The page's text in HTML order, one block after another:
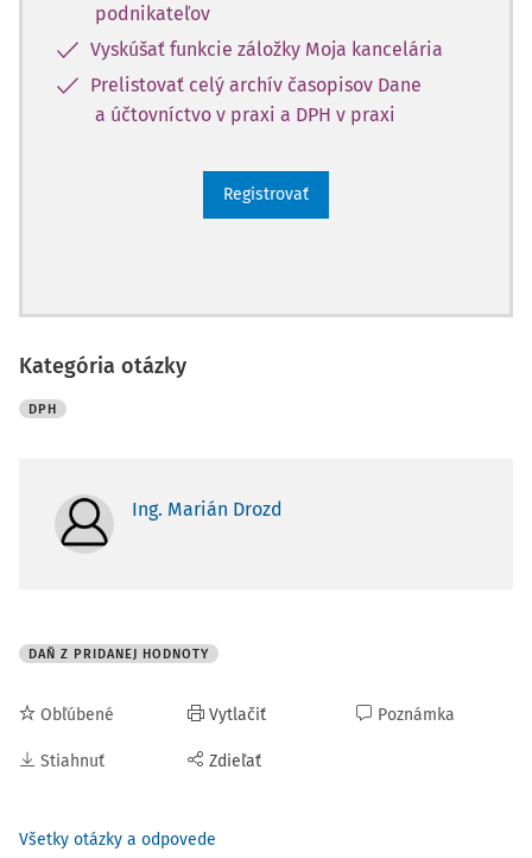
podnikateľov
Vyskúšať funkcie záložky Moja kancelária
Prelistovať celý archív časopisov Dane
a účtovníctvo v praxi a DPH v praxi
Registrovať
Kategória otázky
DPH
Ing. Marián Drozd
DAŇ Z PRIDANEJ HODNOTY
Obľúbené
Stiahnuť
Vytlačiť
Zdieľať
Poznámka
Všetky otázky a odpovede